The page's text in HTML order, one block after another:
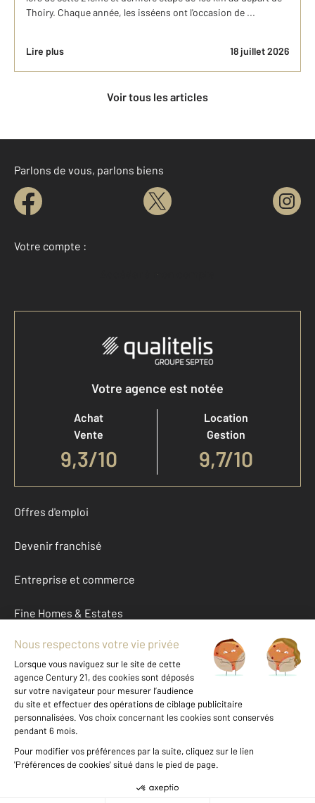
Thoiry. Chaque année, les isséens ont l'occasion de ...
Lire plus 18 juillet 2026
Voir tous les articles
Parlons de vous, parlons biens
Votre compte :
Accéder à mon compte
Votre agence est notée
Achat
Vente
9,3/10
Location
Gestion
9,7/10
Offres d'emploi
Devenir franchisé
Entreprise et commerce
Fine Homes & Estates
À propos
International
Nous contacter
Données personnelles